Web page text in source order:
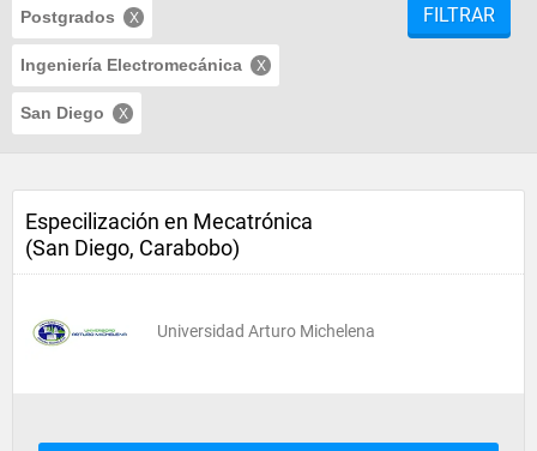
Postgrados
Ingeniería Electromecánica
San Diego
FILTRAR
Especilización en Mecatrónica
(San Diego, Carabobo)
Universidad Arturo Michelena